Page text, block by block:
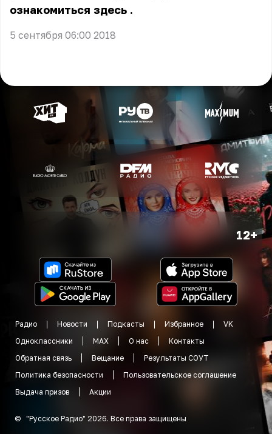
ознакомиться здесь .
5 сентября 06:00 2018
12+
Радио Новости Подкасты Избранное
VK
Одноклассники
MAX О нас
Контакты
Обратная связь
Вещание
Результаты СОУТ
Политика безопасности
Пользовательское соглашение
Выдача призов
Акции
© "Русское Радио" 2026. Все права защищены